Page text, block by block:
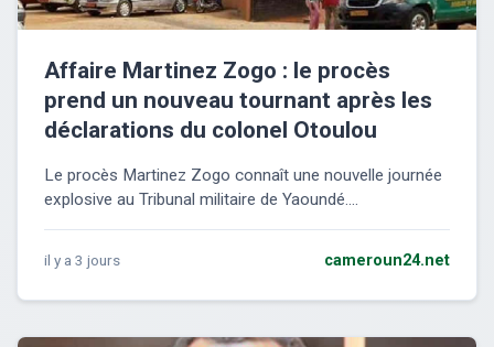
Affaire Martinez Zogo : le procès
prend un nouveau tournant après les
déclarations du colonel Otoulou
Le procès Martinez Zogo connaît une nouvelle journée
explosive au Tribunal militaire de Yaoundé....
il y a 3 jours cameroun24.net